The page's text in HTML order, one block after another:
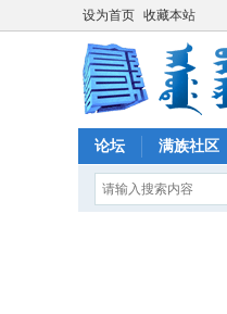
设为首页 收藏本站
论坛 满族社区